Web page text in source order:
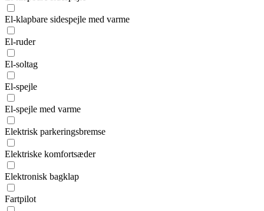
El-klapbare sidespejle med varme
El-ruder
El-soltag
El-spejle
El-spejle med varme
Elektrisk parkeringsbremse
Elektriske komfortsæder
Elektronisk bagklap
Fartpilot